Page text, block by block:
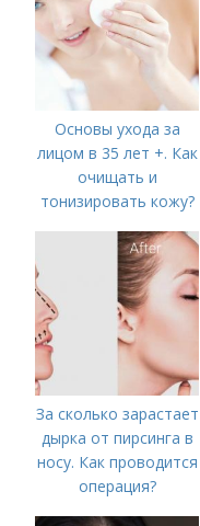
Основы ухода за
лицом в 35 лет +. Как
очищать и
тонизировать кожу?
За сколько зарастает
дырка от пирсинга в
носу. Как проводится
операция?